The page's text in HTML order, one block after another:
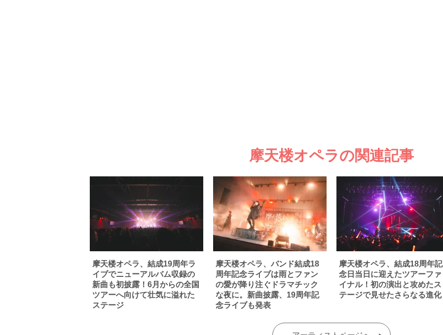
摩天楼オペラの関連記事
摩天楼オペラ、結成19周年ラ
イブでニューアルバム収録の
新曲も初披露！6月からの全国
ツアーへ向けて壮気に溢れた
ステージ
摩天楼オペラ、バンド結成18
周年記念ライブは雨とファン
の愛が降り注ぐドラマチック
な夜に。新曲披露、19周年記
念ライブも発表
摩天楼オペラ、結成18周年記
念日当日に迎えたツアーファ
イナル！初の演出と攻めたス
テージで見せたさらなる進化